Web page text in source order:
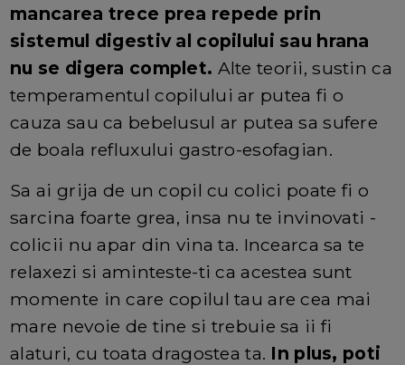
mancarea trece prea repede prin
sistemul digestiv al copilului sau hrana
nu se digera complet. Alte teorii, sustin ca
temperamentul copilului ar putea fi o
cauza sau ca bebelusul ar putea sa sufere
de boala refluxului gastro-esofagian.
Sa ai grija de un copil cu colici poate fi o
sarcina foarte grea, insa nu te invinovati -
colicii nu apar din vina ta. Incearca sa te
relaxezi si aminteste-ti ca acestea sunt
momente in care copilul tau are cea mai
mare nevoie de tine si trebuie sa ii fi
alaturi, cu toata dragostea ta. In plus, poti